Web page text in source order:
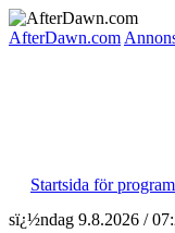
AfterDawn.com
Startsida för
sï¿½ndag 9.8.2026 /